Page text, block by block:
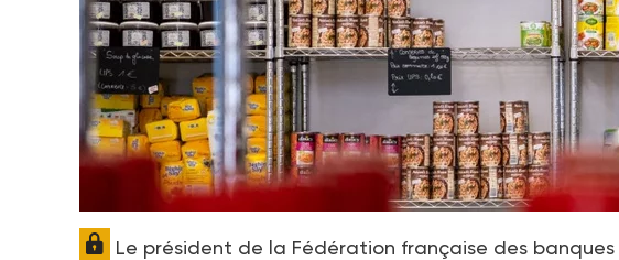
Le président de la Fédération française des